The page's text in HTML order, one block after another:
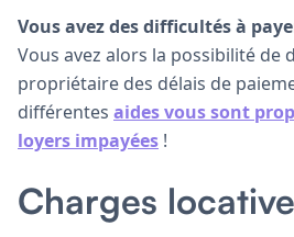
Vous avez des difficultés à
Vous avez alors la possibilité de
propriétaire des délais de
différentes aides vous sont
loyers impayées !
Charges